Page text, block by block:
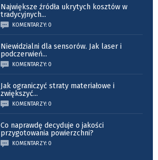
Największe źródła ukrytych kosztów w
tradycyjnych...
KOMENTARZY: 0
Niewidzialni dla sensorów. Jak laser i
podczerwień...
KOMENTARZY: 0
Jak ograniczyć straty materiałowe i
zwiększyć...
KOMENTARZY: 0
Co naprawdę decyduje o jakości
przygotowania powierzchni?
KOMENTARZY: 0